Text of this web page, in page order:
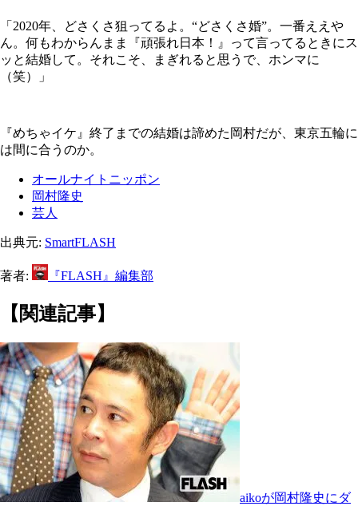
「2020年、どさくさ狙ってるよ。“どさくさ婚”。一番ええや
ん。何もわからんまま『頑張れ日本！』って言ってるときにス
ッと結婚して。それこそ、まぎれると思うで、ホンマに
（笑）」
『めちゃイケ』終了までの結婚は諦めた岡村だが、東京五輪に
は間に合うのか。
オールナイトニッポン
岡村隆史
芸人
出典元: SmartFLASH
著者: 『FLASH』編集部
【関連記事】
aikoが岡村隆史にダ